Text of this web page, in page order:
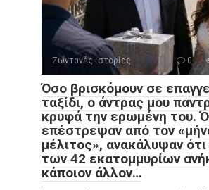
Ζωντανές ιστορίες 0
Όσο βρισκόμουν σε
ταξίδι, ο άντρας μου
κρυφά την ερωμένη του.
επέστρεψαν από τον
μέλιτος», ανακάλυψαν
των 42 εκατομμυρίων
κάποιον άλλον…